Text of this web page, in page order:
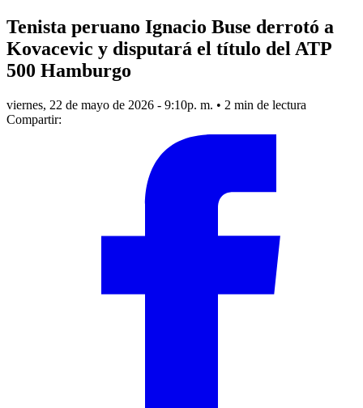
Tenista peruano Ignacio Buse derrotó a
Kovacevic y disputará el título del ATP
500 Hamburgo
viernes, 22 de mayo de 2026 - 9:10p. m. • 2 min de lectura
Compartir: